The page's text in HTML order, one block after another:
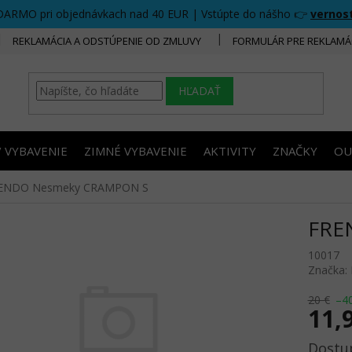
pri objednávkach nad 40 EUR | Vstúpte do nášho 👉
REKLAMÁCIA A ODSTÚPENIE OD ZMLUVY FORMULÁR PRE
HĽADAŤ
ZIMNÉ VYBAVENIE AKTIVITY ZNAČKY
Nesmeky CRAMPON S
10017
Značka:
20 €